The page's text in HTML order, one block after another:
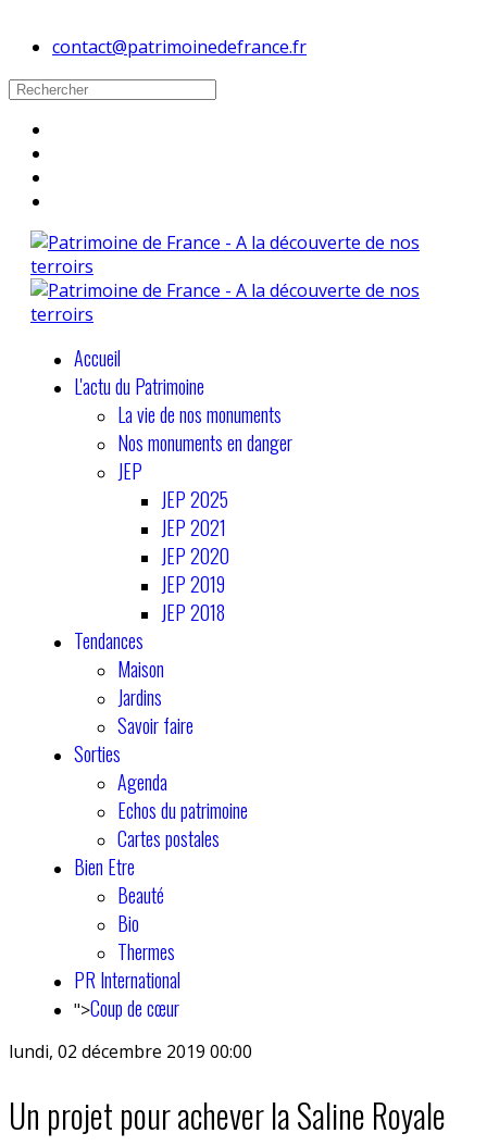
contact@patrimoinedefrance.fr
Accueil
L'actu du Patrimoine
La vie de nos monuments
Nos monuments en danger
JEP
JEP 2025
JEP 2021
JEP 2020
JEP 2019
JEP 2018
Tendances
Maison
Jardins
Savoir faire
Sorties
Agenda
Echos du patrimoine
Cartes postales
Bien Etre
Beauté
Bio
Thermes
PR International
">Coup de cœur
lundi, 02 décembre 2019 00:00
Un projet pour achever la Saline Royale